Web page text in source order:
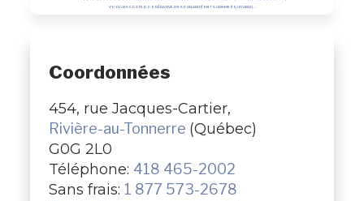
VOYAGES COSTE (COOPÉRATIVE DE SOLIDARITÉ EN TOURISME ÉQUITABLE)
Coordonnées
454, rue Jacques-Cartier,
Rivière-au-Tonnerre (Québec)
G0G 2L0
Téléphone: 418 465-2002
Sans frais: 1 877 573-2678